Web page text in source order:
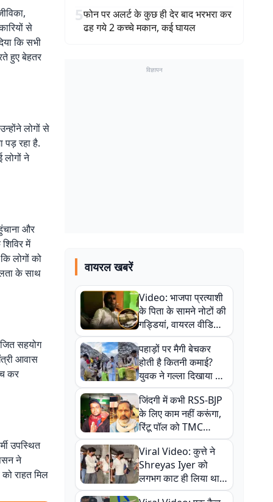
से
कि सभी
हुए बेहतर
लोगों से
पड़ रहा है.
ने
और
में
लोगों को
के साथ
सहयोग
आवास
कर
उपस्थित
ने
राहत मिल
5फोन पर अलर्ट के कुछ ही देर बाद भरभरा कर
ढह गये 2 कच्चे मकान, कई घायल
विज्ञापन
वायरल खबरें
Video: भाजपा प्रत्याशी
के पिता के सामने नोटों की
गड्डियां, वायरल वीडियो
से राजनीति में उबाल,
अजित महतो बोले- TMC
की गंदी चाल
पहाड़ों पर मैगी बेचकर
होती है कितनी कमाई?
युवक ने गल्ला दिखाया तो
नौकरी वालों के खड़े हो गए
कान
जिंदगी में कभी RSS-BJP
के लिए काम नहीं करूंगा,
रिंटू पॉल को TMC
ऑफिस में ले जाकर पीटा,
Video वायरल
Viral Video: कुत्ते ने
Shreyas Iyer को
लगभग काट ही लिया था,
न्यूजीलैंड सीरीज से पहले